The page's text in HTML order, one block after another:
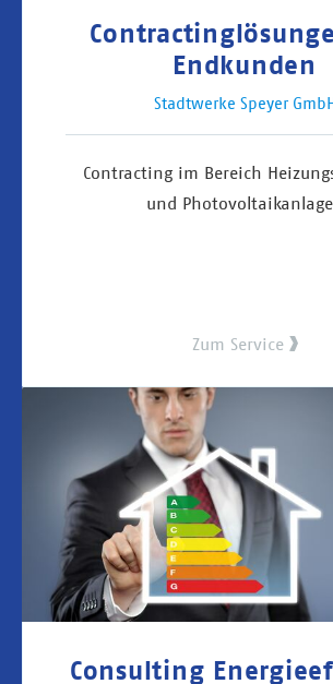
Endkunden
Stadtwerke Speyer
Contracting im Bereich
und
Zum Service
Consulting